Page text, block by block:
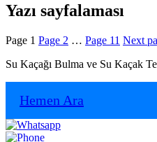
Yazı sayfalaması
Page 1 Page 2 … Page 11 Next
Su Kaçağı Bulma ve Su Kaçak
Hemen Ara